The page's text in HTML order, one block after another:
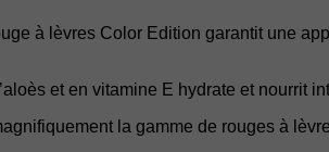
à lèvres Color Edition garantit une
et en vitamine E hydrate et nourrit
la gamme de rouges à